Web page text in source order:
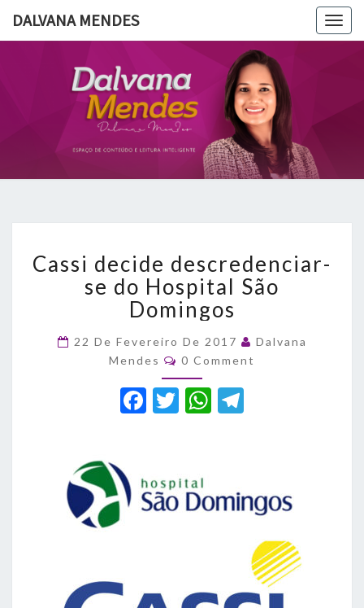
DALVANA MENDES
DALVANA
MENDES
Espaço De
Conteúdo
E Leitura
Inteligente
decide
descredenciar-
se
do
Hospital
Domingos
Cassi decide descredenciar-
se do Hospital São
Domingos
22 De Fevereiro De 2017
Dalvana
Mendes
Comments
0 Comment
F
e
b
T
te
r
W
A a